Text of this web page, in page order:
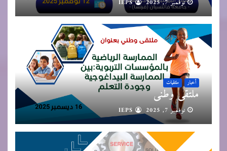
نوفمبر 7, 2025 IEPS
أخبار ملتقيات
ملتقى وطني
نوفمبر 7, 2025